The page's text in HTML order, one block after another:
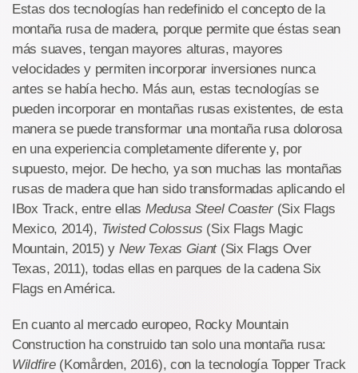
Estas dos tecnologías han redefinido el concepto de la
montaña rusa de madera, porque permite que éstas sean
más suaves, tengan mayores alturas, mayores
velocidades y permiten incorporar inversiones nunca
antes se había hecho. Más aun, estas tecnologías se
pueden incorporar en montañas rusas existentes, de esta
manera se puede transformar una montaña rusa dolorosa
en una experiencia completamente diferente y, por
supuesto, mejor. De hecho, ya son muchas las montañas
rusas de madera que han sido transformadas aplicando el
IBox Track, entre ellas Medusa Steel Coaster (Six Flags
Mexico, 2014), Twisted Colossus (Six Flags Magic
Mountain, 2015) y New Texas Giant(Six Flags Over
Texas, 2011), todas ellas en parques de la cadena Six
Flags en América.
En cuanto al mercado europeo, Rocky Mountain
Construction ha construido tan solo una montaña rusa:
Wildfire (Komården, 2016), con la tecnología Topper Track